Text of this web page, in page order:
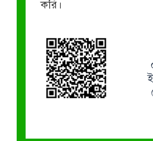
করি।